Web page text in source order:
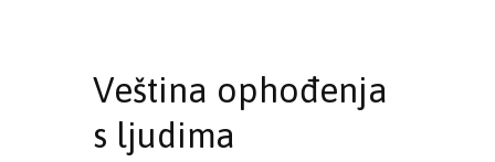
Veština ophođenja
s ljudima